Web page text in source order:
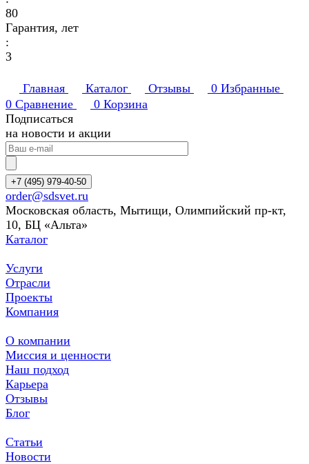
80
Гарантия, лет
:
3
Главная Каталог Отзывы 0 Избранные
0 Сравнение 0 Корзина
Подписаться
на новости и акции
+7 (495) 979-40-50
order@sdsvet.ru
Московская область, Мытищи, Олимпийский пр-кт,
10, БЦ «Альта»
Каталог
Услуги
Отрасли
Проекты
Компания
О компании
Миссия и ценности
Наш подход
Карьера
Отзывы
Блог
Статьи
Новости